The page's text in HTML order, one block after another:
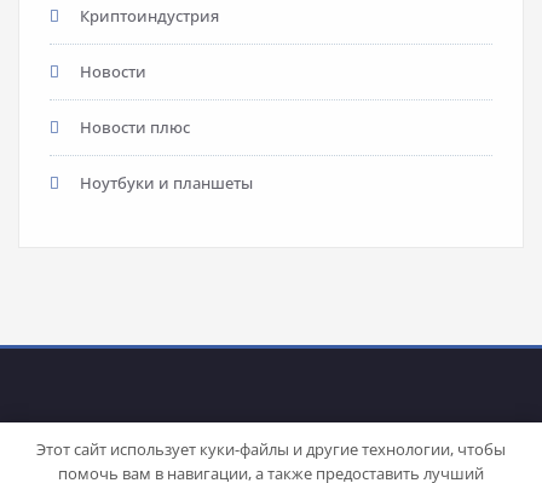
Криптоиндустрия
Новости
Новости плюс
Ноутбуки и планшеты
Этот сайт использует куки-файлы и другие технологии, чтобы
помочь вам в навигации, а также предоставить лучший